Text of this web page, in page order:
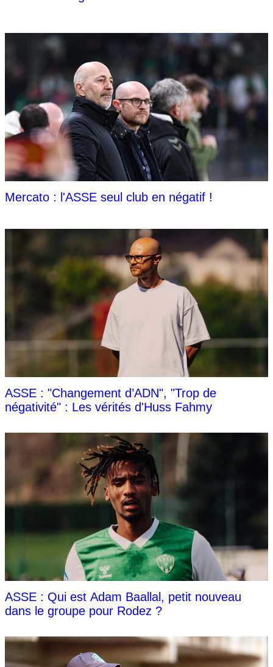
Mercato : l'ASSE seul club en négatif !
ASSE : "Changement d’ADN", "Trop de
négativité" : Les vérités d'Huss Fahmy
ASSE : Qui est Adam Baallal, petit nouveau
dans le groupe pour Rodez ?